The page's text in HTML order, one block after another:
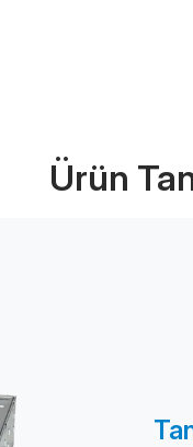
Ürün